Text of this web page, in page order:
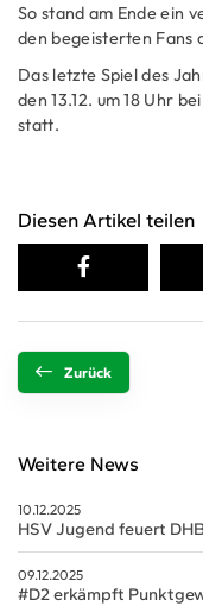
So stand am Ende ein
den begeisterten Fans
Das letzte Spiel des
den 13.12. um 18 Uhr
statt.
Diesen Artikel teilen
Zurück
Weitere News
10.12.2025
HSV Jugend feuert
09.12.2025
#D2 erkämpft